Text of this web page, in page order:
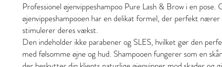
Professionel øjenvippeshampoo Pure Lash & Brow i en pose.
øjenvippeshampooen har en delikat formel, der perfekt
stimulerer deres vækst.
Den indeholder ikke parabener og SLES, hvilket gør den
med følsomme øjne og hud. Shampooen fungerer som en